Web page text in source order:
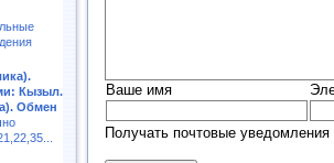
Кызыл.
Обмен
Ваше имя
Получать почтовые